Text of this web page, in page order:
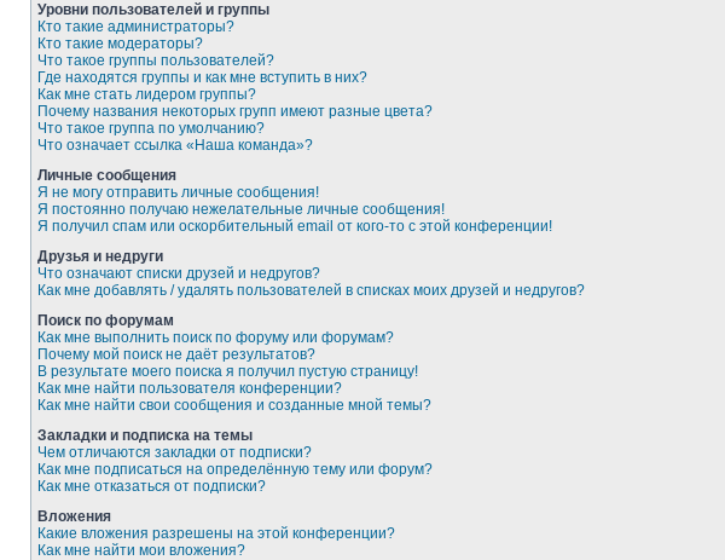
Уровни пользователей и группы
Кто такие администраторы?
Кто такие модераторы?
Что такое группы пользователей?
Где находятся группы и как мне вступить в них?
Как мне стать лидером группы?
Почему названия некоторых групп имеют разные цвета?
Что такое группа по умолчанию?
Что означает ссылка «Наша команда»?
Личные сообщения
Я не могу отправить личные сообщения!
Я постоянно получаю нежелательные личные сообщения!
Я получил спам или оскорбительный email от кого-то с этой конференции!
Друзья и недруги
Что означают списки друзей и недругов?
Как мне добавлять / удалять пользователей в списках моих друзей и недругов?
Поиск по форумам
Как мне выполнить поиск по форуму или форумам?
Почему мой поиск не даёт результатов?
В результате моего поиска я получил пустую страницу!
Как мне найти пользователя конференции?
Как мне найти свои сообщения и созданные мной темы?
Закладки и подписка на темы
Чем отличаются закладки от подписки?
Как мне подписаться на определённую тему или форум?
Как мне отказаться от подписки?
Вложения
Какие вложения разрешены на этой конференции?
Как мне найти мои вложения?